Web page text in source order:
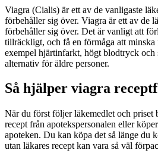
Viagra (Cialis) är ett av de vanligaste
förbehåller sig över. Viagra är ett av de
förbehåller sig över. Det är vanligt att
tillräckligt, och få en förmåga att
exempel hjärtinfarkt, högt blodtryck och
alternativ för äldre personer.
Så hjälper viagra
När du först följer läkemedlet och priset
recept från apotekspersonalen eller
apoteken. Du kan köpa det så länge du
utan läkares recept kan vara så väl